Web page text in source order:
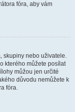
fóra, aby vám
skupiny nebo uživatele.
kterého můžete posílat
můžou jen určité
důvodu nemůžete k
fóra.